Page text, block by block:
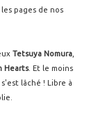
pages de nos
Tetsuya Nomura
Hearts. Et le moins
lâché ! Libre à